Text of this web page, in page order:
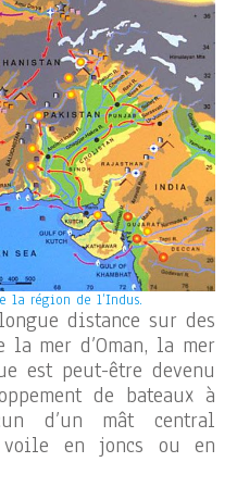
la région de l’Indus.
distance sur des
la mer d’Oman, la mer
est peut-être devenu
de bateaux à
d’un mât central
en joncs ou en